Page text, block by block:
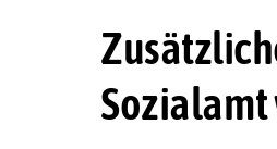
Sozialamt